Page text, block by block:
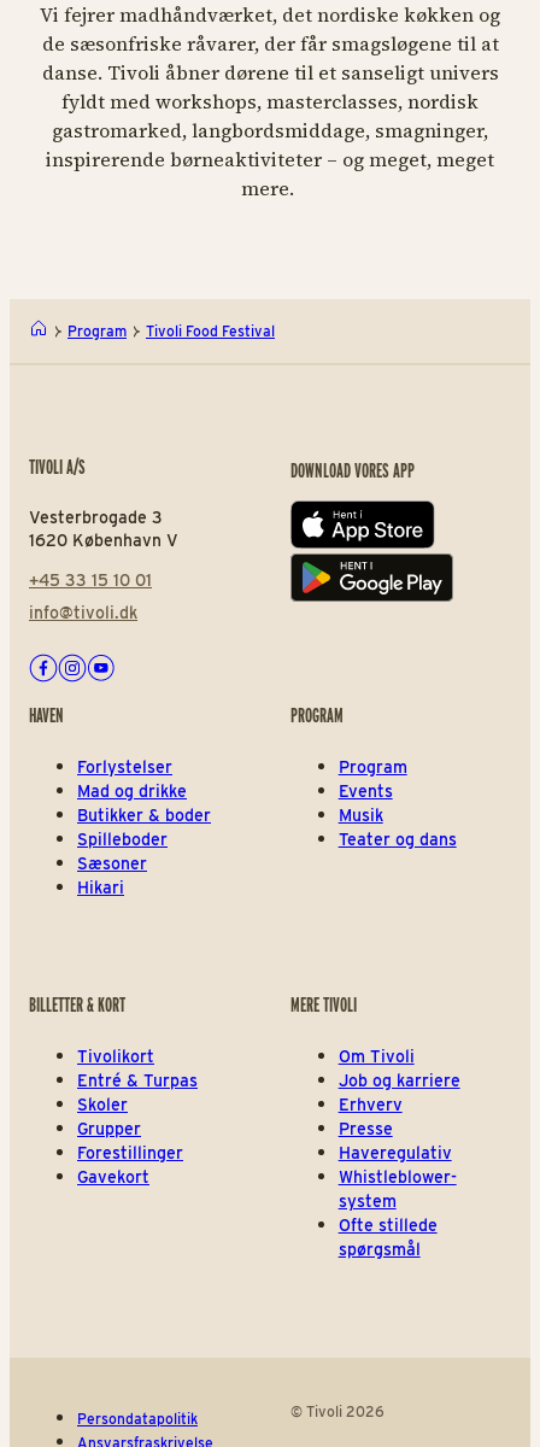
Vi fejrer madhåndværket, det nordiske køkken og
de sæsonfriske råvarer, der får smagsløgene til at
danse. Tivoli åbner dørene til et sanseligt univers
fyldt med workshops, masterclasses, nordisk
gastromarked, langbordsmiddage, smagninger,
inspirerende børneaktiviteter – og meget, meget
mere.
Program Tivoli Food Festival
TIVOLI A/S
Vesterbrogade 3
1620 København V
+45 33 15 10 01
info@tivoli.dk
Facebook
Instagram
Youtube
DOWNLOAD VORES APP
App store
Play store
HAVEN
Forlystelser
Mad og drikke
Butikker & boder
Spilleboder
Sæsoner
Hikari
PROGRAM
Program
Events
Musik
Teater og dans
BILLETTER & KORT
Tivolikort
Entré & Turpas
Skoler
Grupper
Forestillinger
Gavekort
MERE TIVOLI
Om Tivoli
Job og karriere
Erhverv
Presse
Haveregulativ
Whistleblower-
system
Ofte stillede
spørgsmål
Persondatapolitik
Ansvarsfraskrivelse
© Tivoli 2026